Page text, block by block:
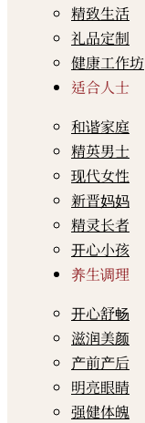
精致生活
礼品定制
健康工作坊
适合人士
和谐家庭
精英男士
现代女性
新晋妈妈
精灵长者
开心小孩
养生调理
开心舒畅
滋润美颜
产前产后
明亮眼睛
强健体魄